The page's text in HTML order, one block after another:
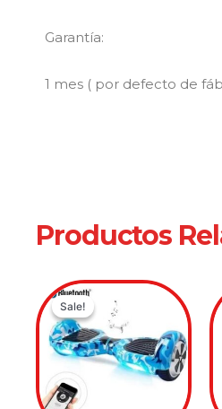
Garantía:
1 mes ( por defecto de
Productos
Sale!
Sale!
Original
price
was:
Current
price
is: